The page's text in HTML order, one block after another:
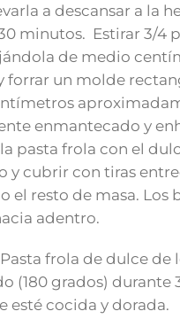
a descansar a la
minutos. Estirar 3/4
de medio
forrar un molde
enmantecado y
pasta frola con el
y cubrir con tiras
el resto de masa. Los
adentro.
frola de dulce de
(180 grados) durante
esté cocida y dorada.